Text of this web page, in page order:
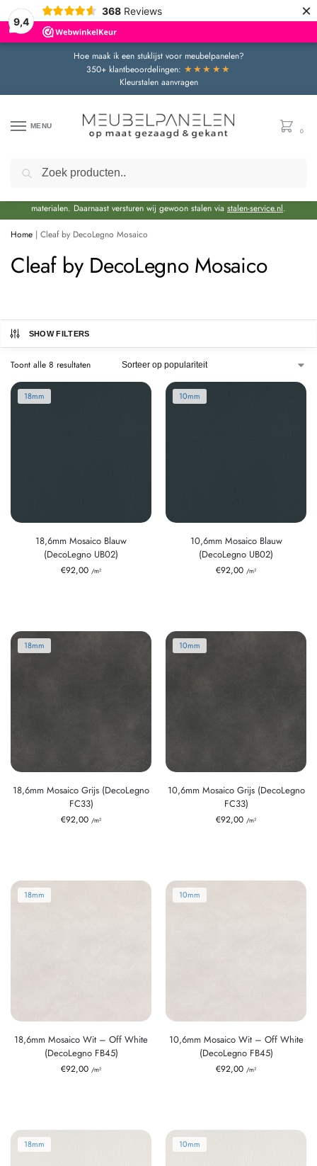
9,4
368 Reviews ×
Hoe maak ik een stuklijst voor meubelpanelen?
350+ klantbeoordelingen: ★★★★★
Kleurstalen aanvragen
MENU
0
Door de bouwvakperiode geldt momenteel een extra levertijd van circa 3 weken
materialen. Daarnaast versturen wij gewoon stalen via stalen-service.nl.
Home | Cleaf by DecoLegno Mosaico
Cleaf by DecoLegno Mosaico
SHOW FILTERS
Toont alle 8 resultaten
18mm
18,6mm Mosaico Blauw
(DecoLegno UB02)
€92,00 /m²
10mm
10,6mm Mosaico Blauw
(DecoLegno UB02)
€92,00 /m²
18mm
18,6mm Mosaico Grijs (DecoLegno
FC33)
€92,00 /m²
10mm
10,6mm Mosaico Grijs (DecoLegno
FC33)
€92,00 /m²
18mm
18,6mm Mosaico Wit – Off White
(DecoLegno FB45)
€92,00 /m²
10mm
10,6mm Mosaico Wit – Off White
(DecoLegno FB45)
€92,00 /m²
18mm 10mm